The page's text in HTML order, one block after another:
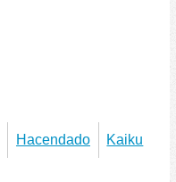
Hacendado Kaiku